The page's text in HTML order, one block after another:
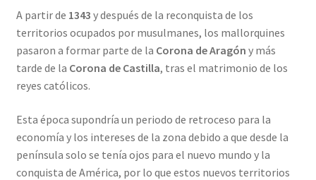
A partir de 1343 y después de la reconquista de los
territorios ocupados por musulmanes, los mallorquines
pasaron a formar parte de la Corona de Aragón y más
tarde de la Corona de Castilla, tras el matrimonio de los
reyes católicos.
Esta época supondría un periodo de retroceso para la
economía y los intereses de la zona debido a que desde la
península solo se tenía ojos para el nuevo mundo y la
conquista de América, por lo que estos nuevos territorios